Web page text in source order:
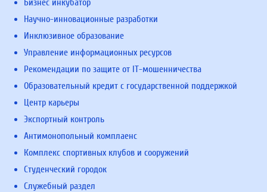
Бизнес инкубатор
Научно-инновационные разработки
Инклюзивное образование
Управление информационных ресурсов
Рекомендации по защите от IT-мошенничества
Образовательный кредит с государственной поддержкой
Центр карьеры
Экспортный контроль
Антимонопольный комплаенс
Комплекс спортивных клубов и сооружений
Студенческий городок
Служебный раздел